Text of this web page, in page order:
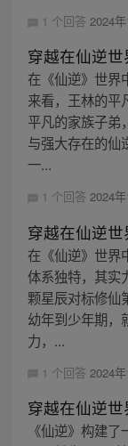
1 个回答 2024
穿越在仙逆世
在《仙逆》世界
来看，王林的平
平凡的家族子弟
与强大存在的仙
一...
1 个回答 2024
穿越在仙逆
在《仙逆》世界
体系独特，其实
颗星辰对标修仙
幼年到少年期，
力，...
1 个回答 2024
穿越在仙逆世
《仙逆》构建